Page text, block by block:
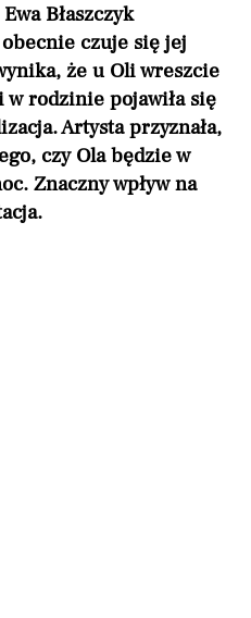
Błaszczyk
czuje się jej
że u Oli wreszcie
w rodzinie pojawiła się
Artysta przyznała,
czy Ola będzie w
Znaczny wpływ na